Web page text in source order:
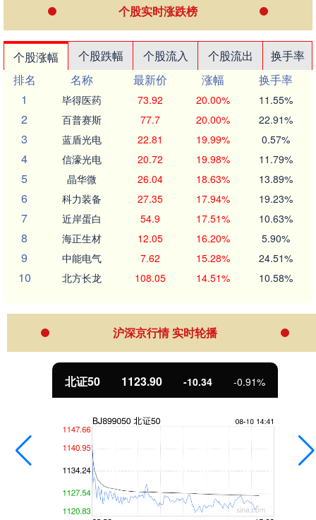
个股实时涨跌榜
个股涨幅 个股跌幅 个股流入 个股流出
换手率
排名
名称 最新价 涨幅
换手率
1
毕得医药 73.92 20.00% 11.55%
2 百普赛斯 77.7 20.00% 22.91%
3 蓝盾光电 22.81 19.99% 0.57%
4 信濠光电 20.72 19.98% 11.79%
5 晶华微 26.04 18.63% 13.89%
6 科力装备 27.35 17.94% 19.23%
7 近岸蛋白 54.9 17.51% 10.63%
8 海正生材 12.05 16.20% 5.90%
9 中能电气 7.62 15.28% 24.51%
10 北方长龙 108.05 14.51% 10.58%
沪深京行情 实时轮播
北证50 1123.90 -10.34 -0.91%